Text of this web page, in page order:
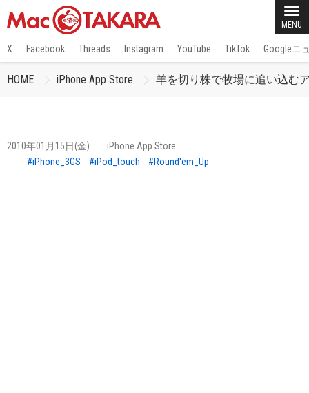
MENU
X Facebook Threads Instagram YouTube TikTok Googleニ
HOME iPhone App Store 羊を切り株で牧場に追い込む
2010年01月15日(金)
iPhone App Store
#iPhone_3GS
#iPod_touch #Round'em_Up